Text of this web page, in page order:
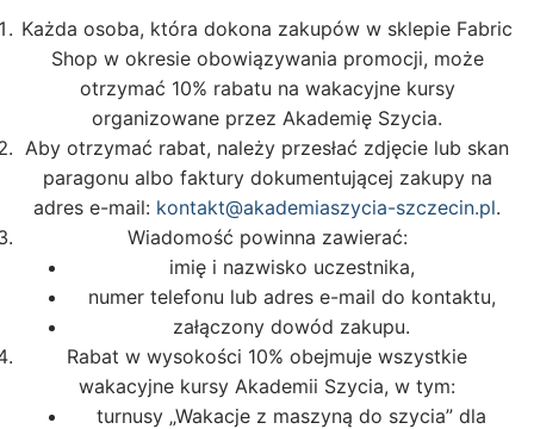
Każda osoba, która dokona zakupów w sklepie Fabric
Shop w okresie obowiązywania promocji, może
otrzymać 10% rabatu na wakacyjne kursy
organizowane przez Akademię Szycia.
Aby otrzymać rabat, należy przesłać zdjęcie lub skan
paragonu albo faktury dokumentującej zakupy na
adres e-mail: kontakt@akademiaszycia-szczecin.pl.
Wiadomość powinna zawierać:
imię i nazwisko uczestnika,
numer telefonu lub adres e-mail do kontaktu,
załączony dowód zakupu.
Rabat w wysokości 10% obejmuje wszystkie
wakacyjne kursy Akademii Szycia, w tym:
turnusy „Wakacje z maszyną do szycia” dla